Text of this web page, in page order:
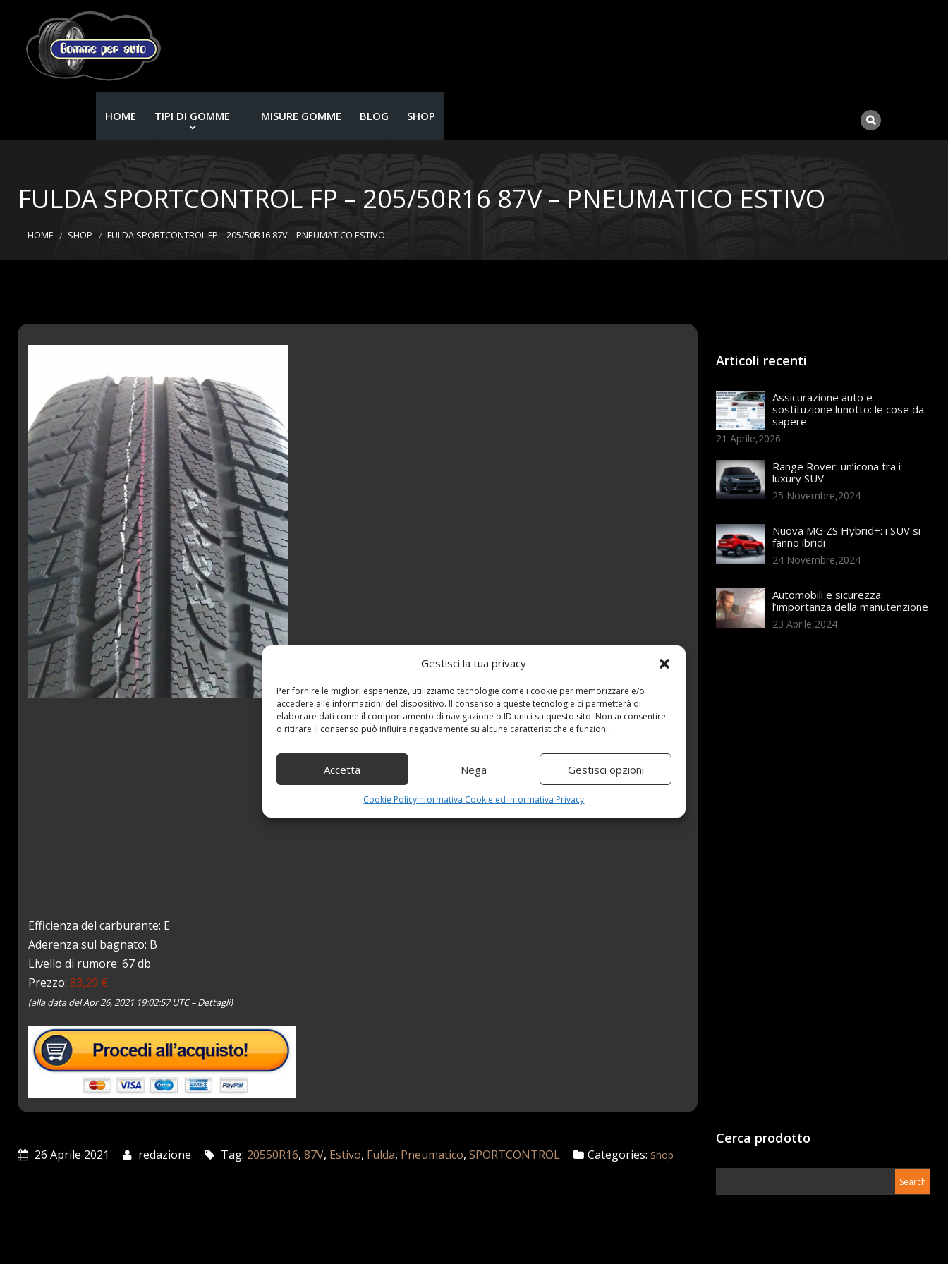
Gestisci la tua privacy
Per fornire le migliori esperienze, utilizziamo tecnologie come i cookie per memorizzare e/o
accedere alle informazioni del dispositivo. Il consenso a queste tecnologie ci permetterà di
elaborare dati come il comportamento di navigazione o ID unici su questo sito. Non acconsentire
o ritirare il consenso può influire negativamente su alcune caratteristiche e funzioni.
Accetta Nega Gestisci opzioni
Cookie PolicyInformativa Cookie ed informativa Privacy
HOME TIPI DI GOMME MISURE GOMME BLOG SHOP
FULDA SPORTCONTROL FP – 205/50R16 87V – PNEUMATICO ESTIVO
HOME SHOP FULDA SPORTCONTROL FP – 205/50R16 87V – PNEUMATICO ESTIVO
Efficienza del carburante: E
Aderenza sul bagnato: B
Livello di rumore: 67 db
Prezzo:83,29 €
(alla data del Apr 26, 2021 19:02:57 UTC –Dettagli)
26 Aprile 2021 redazione Tag: 20550R16,87V, Estivo, Fulda, Pneumatico,SPORTCONTROL Categories: Shop
Articoli recenti
Assicurazione auto e
sostituzione lunotto: le cose da
sapere
21 Aprile,2026
Range Rover: un’icona tra i
luxury SUV
25 Novembre,2024
Nuova MG ZS Hybrid+: i SUV si
fanno ibridi
24 Novembre,2024
Automobili e sicurezza:
l’importanza della manutenzione
23 Aprile,2024
Cerca prodotto